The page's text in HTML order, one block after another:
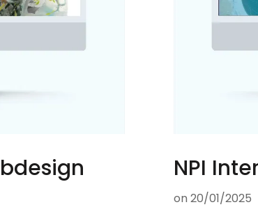
NPI
on 20/01/2025